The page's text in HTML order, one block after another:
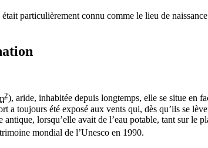
particulièrement connu comme le lieu de
2), aride, inhabitée depuis longtemps, elle se situe en
a toujours été exposé aux vents qui, dès qu’ils se
lorsqu’elle avait de l’eau potable, tant sur
mondial de l’Unesco en 1990.